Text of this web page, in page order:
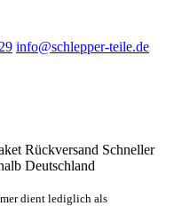
info@schlepper-teile.de
Rückversand Schneller
Deutschland
dient lediglich als